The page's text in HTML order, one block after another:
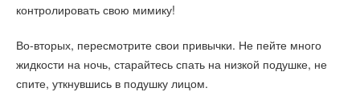
контролировать свою мимику!
Во-вторых, пересмотрите свои привычки. Не пейте много
жидкости на ночь, старайтесь спать на низкой подушке, не
спите, уткнувшись в подушку лицом.